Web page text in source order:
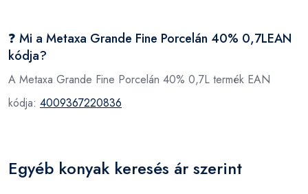
❓ Mi a Metaxa Grande Fine Porcelán 40% 0,7LEAN
kódja?
A Metaxa Grande Fine Porcelán 40% 0,7L termék EAN
kódja: 4009367220836
Egyéb konyak keresés ár szerint